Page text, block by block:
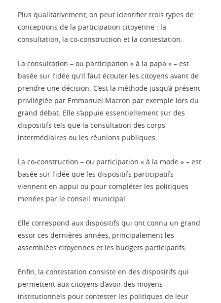
Plus qualitativement, on peut identifier trois types de
conceptions de la participation citoyenne : la
consultation, la co-construction et la contestation.
La consultation – ou participation « à la papa » – est
basée sur l’idée qu’il faut écouter les citoyens avant de
prendre une décision. C’est la méthode jusqu’à présent
privilégiée par Emmanuel Macron par exemple lors du
grand débat. Elle s’appuie essentiellement sur des
dispositifs tels que la consultation des corps
intermédiaires ou les réunions publiques.
La co-construction – ou participation « à la mode » – est
basée sur l’idée que les dispositifs participatifs
viennent en appui ou pour compléter les politiques
menées par le conseil municipal.
Elle correspond aux dispositifs qui ont connu un grand
essor ces dernières années, principalement les
assemblées citoyennes et les budgets participatifs.
Enfin, la contestation consiste en des dispositifs qui
permettent aux citoyens d’avoir des moyens
institutionnels pour contester les politiques de leur